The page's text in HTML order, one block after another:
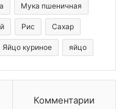
Мука пшеничная
Рис Сахар
Яйцо куриное яйцо
Комментарии